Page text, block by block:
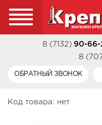
8 (7132) 90-66-
8
ОБРАТНЫЙ ЗВОНОК
Код товара: нет